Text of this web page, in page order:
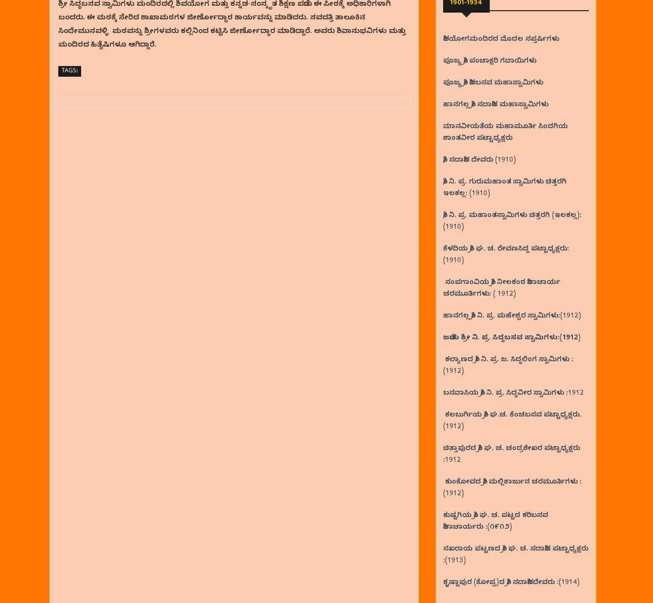
ಶ್ರೀ ಸಿದ್ಧಬಸವ ಸ್ವಾಮಿಗಳು ಮಂದಿರದಲ್ಲಿ ಶಿವಯೋಗ ಮತ್ತು ಕನ್ನಡ-ಸಂಸ್ಕೃತ ಶಿಕ್ಷಣ ಪಡೆದು ಈ ಪೀಠಕ್ಕೆ ಅಧಿಕಾರಿಗಳಾಗಿ
ಬಂದರು. ಈ ಮಠಕ್ಕೆ ಸೇರಿದ ಶಾಖಾಮಠಗಳ ಜೀರ್ಣೋದ್ಧಾರ ಕಾರ್ಯವನ್ನು ಮಾಡಿದರು. ಸವದತ್ತಿ ತಾಲೂಕಿನ
ಸಿಂದೇಮುನವಳ್ಳಿ ಮಠವನ್ನು ಶ್ರೀಗಳವರು ಕಲ್ಲಿನಿಂದ ಕಟ್ಟಿಸಿ ಜೀರ್ಣೋದ್ಧಾರ ಮಾಡಿದ್ದಾರೆ. ಅವರು ಶಿವಾನುಭವಿಗಳು ಮತ್ತು
ಮಂದಿರದ ಹಿತೈಷಿಗಳೂ ಆಗಿದ್ದಾರೆ.
TAGS:
1901-1934
ಶಿವಯೋಗಮಂದಿರದ ಮೊದಲ ಸಪ್ತರ್ಷಿಗಳು
ಪೂಜ್ಯ ಶ್ರೀ ಪಂಚಾಕ್ಷರಿ ಗವಾಯಿಗಳು
ಪೂಜ್ಯ ಶ್ರೀ ಶಿವಬಸವ ಮಹಾಸ್ವಾಮಿಗಳು
ಹಾನಗಲ್ಲ ಶ್ರೀ ಸದಾಶಿವ ಮಹಾಸ್ವಾಮಿಗಳು
ಮಾನವೀಯತೆಯ ಮಹಾಮೂರ್ತಿ ಸಿಂದಗಿಯ
ಶಾಂತವೀರ ಪಟ್ಟಾಧ್ಯಕ್ಷರು
ಶ್ರೀ ಸದಾಶಿವ ದೇವರು (1910)
ಶ್ರೀ ನಿ. ಪ್ರ. ಗುರುಮಹಾಂತ ಸ್ವಾಮಿಗಳು ಚಿತ್ತರಗಿ
ಇಲಕಲ್ಲ: (1910)
ಶ್ರೀ ನಿ. ಪ್ರ. ಮಹಾಂತಸ್ವಾಮಿಗಳು ಚಿತ್ತರಗಿ (ಇಲಕಲ್ಲ):
ಕೆಳದಿಯ ಶ್ರೀ ಘ. ಚ. ರೇವಣಸಿದ್ದ ಪಟ್ಟಾಧ್ಯಕ್ಷರು:
(1910)
ಸಂಪಗಾಂವಿಯ ಶ್ರೀ ನೀಲಕಂಠ ಶಿವಾಚಾರ್ಯ
ಚರಮೂರ್ತಿಗಳು: ( 1912)
ಹಾನಗಲ್ಲ ಶ್ರೀ ನಿ. ಪ್ರ. ಮಹೇಶ್ವರ ಸ್ವಾಮಿಗಳು:(1912)
ಜಡೆಯ ಶ್ರೀ ನಿ. ಪ್ರ. ಸಿದ್ಧಬಸವ ಸ್ವಾಮಿಗಳು:(1912)
ಕಲ್ಯಾಣದ ಶ್ರೀ ನಿ. ಪ್ರ. ಜ. ಸಿದ್ಧಲಿಂಗ ಸ್ವಾಮಿಗಳು :
(1912)
ಬನವಾಸಿಯ ಶ್ರೀ ನಿ. ಪ್ರ. ಸಿದ್ಧವೀರ ಸ್ವಾಮಿಗಳು :1912
ಕಲಬುರ್ಗಿಯ ಶ್ರೀ ಘ.ಚ. ಕೆಂಚಬಸವ ಪಟ್ಟಾಧ್ಯಕ್ಷರು.
(1912)
ಚಿತ್ತಾಪುರದ ಶ್ರೀ ಘ. ಚ. ಚಂದ್ರಶೇಖರ ಪಟ್ಟಾಧ್ಯಕ್ಷರು
:1912
ಕುಂಕೋವದ ಶ್ರೀ ಮಲ್ಲಿಕಾರ್ಜುನ ಚರಮೂರ್ತಿಗಳು :
(1912)
ಕುಷ್ಟಗಿಯ ಶ್ರೀ ಘ. ಚ. ಪಟ್ಟದ ಕರಿಬಸವ
ಸಖರಾಯ ಪಟ್ಟಣದ ಶ್ರೀ ಘ. ಚ. ಸದಾಶಿವ ಪಟ್ಟಾಧ್ಯಕ್ಷರು
:(1913)
ಕೃಷ್ಣಾಪುರ (ಕೋಪ್ಪ)ದ ಶ್ರೀ ಸದಾಶಿವದೇವರು :(1914)